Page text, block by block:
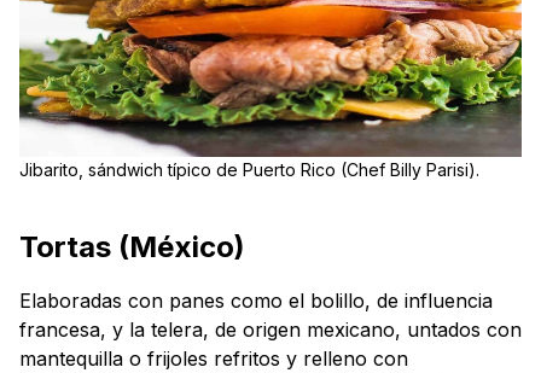
Jibarito, sándwich típico de Puerto Rico (Chef Billy Parisi).
Tortas (México)
Elaboradas con panes como el bolillo, de influencia
francesa, y la telera, de origen mexicano, untados con
mantequilla o frijoles refritos y relleno con